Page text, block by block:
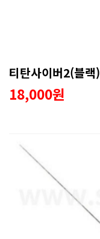
티탄사이버2(블
18,000원